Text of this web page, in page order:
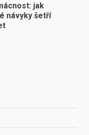
jak
návyky šetří